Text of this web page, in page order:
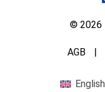
© 2026
AGB
English